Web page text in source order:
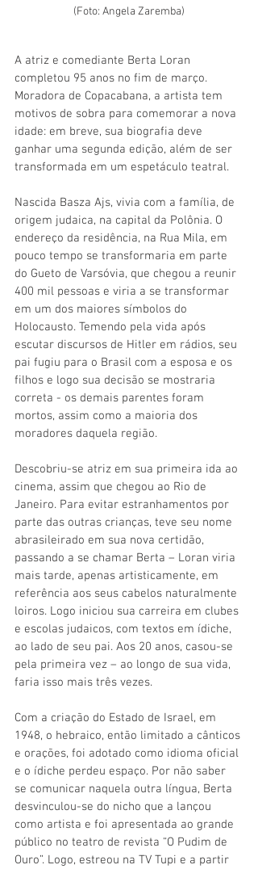
(Foto: Angela Zaremba)
A atriz e comediante Berta Loran
completou 95 anos no fim de março.
Moradora de Copacabana, a artista tem
motivos de sobra para comemorar a nova
idade: em breve, sua biografia deve
ganhar uma segunda edição, além de ser
transformada em um espetáculo teatral.
Nascida Basza Ajs, vivia com a família, de
origem judaica, na capital da Polônia. O
endereço da residência, na Rua Mila, em
pouco tempo se transformaria em parte
do Gueto de Varsóvia, que chegou a reunir
400 mil pessoas e viria a se transformar
em um dos maiores símbolos do
Holocausto. Temendo pela vida após
escutar discursos de Hitler em rádios, seu
pai fugiu para o Brasil com a esposa e os
filhos e logo sua decisão se mostraria
correta - os demais parentes foram
mortos, assim como a maioria dos
moradores daquela região.
Descobriu-se atriz em sua primeira ida ao
cinema, assim que chegou ao Rio de
Janeiro. Para evitar estranhamentos por
parte das outras crianças, teve seu nome
abrasileirado em sua nova certidão,
passando a se chamar Berta – Loran viria
mais tarde, apenas artisticamente, em
referência aos seus cabelos naturalmente
loiros. Logo iniciou sua carreira em clubes
e escolas judaicos, com textos em ídiche,
ao lado de seu pai. Aos 20 anos, casou-se
pela primeira vez – ao longo de sua vida,
faria isso mais três vezes.
Com a criação do Estado de Israel, em
1948, o hebraico, então limitado a cânticos
e orações, foi adotado como idioma oficial
e o ídiche perdeu espaço. Por não saber
se comunicar naquela outra língua, Berta
desvinculou-se do nicho que a lançou
como artista e foi apresentada ao grande
público no teatro de revista “O Pudim de
Ouro”. Logo, estreou na TV Tupi e a partir